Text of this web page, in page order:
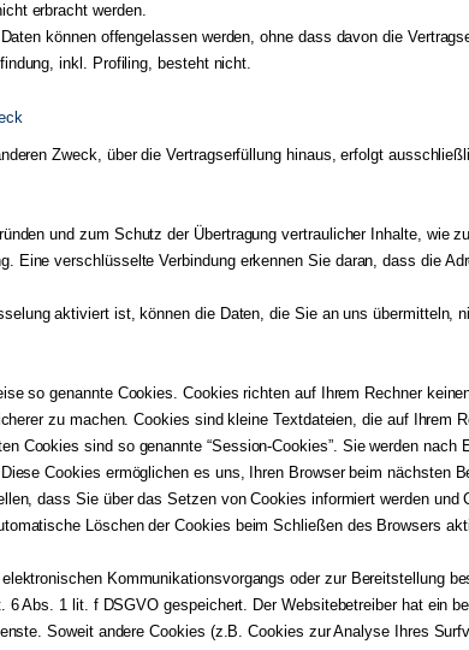
erbracht werden.
können offengelassen werden, ohne dass davon die
inkl. Profiling, besteht nicht.
Zweck, über die Vertragserfüllung hinaus, erfolgt
und zum Schutz der Übertragung vertraulicher Inhalte, wie
Eine verschlüsselte Verbindung erkennen Sie daran, dass die
aktiviert ist, können die Daten, die Sie an uns übermitteln,
so genannte Cookies. Cookies richten auf Ihrem Rechner
zu machen. Cookies sind kleine Textdateien, die auf Ihrem
Cookies sind so genannte “Session-Cookies”. Sie werden
Cookies ermöglichen es uns, Ihren Browser beim nächsten
dass Sie über das Setzen von Cookies informiert werden
Löschen der Cookies beim Schließen des Browsers
Kommunikationsvorgangs oder zur Bereitstellung
6 Abs. 1 lit. f DSGVO gespeichert. Der Websitebetreiber hat ein
Soweit andere Cookies (z.B. Cookies zur Analyse Ihres